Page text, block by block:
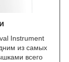
Instrument
из самых
всего